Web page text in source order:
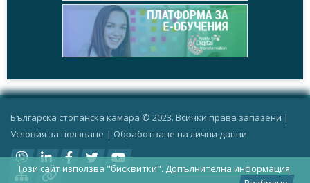
Българска стопанска камара © 2023. Всички права запазени |
Условия за ползване | Oбработване на лични данни
Този сайт използва "бисквитки". Допълнителна информация